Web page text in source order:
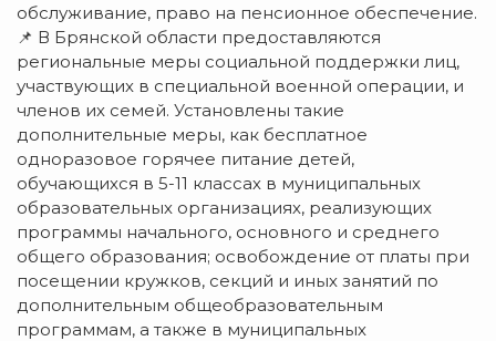
обслуживание, право на пенсионное обеспечение.
📌 В Брянской области предоставляются
региональные меры социальной поддержки лиц,
участвующих в специальной военной операции, и
членов их семей. Установлены такие
дополнительные меры, как бесплатное
одноразовое горячее питание детей,
обучающихся в 5-11 классах в муниципальных
образовательных организациях, реализующих
программы начального, основного и среднего
общего образования; освобождение от платы при
посещении кружков, секций и иных занятий по
дополнительным общеобразовательным
программам, а также в муниципальных